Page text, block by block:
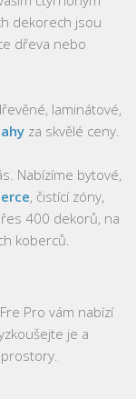
dekorech jsou
dřeva nebo
laminátové,
za skvělé ceny.
Nabízíme bytové,
, čistící zóny,
400 dekorů, na
koberců.
Pro vám nabízí
je a